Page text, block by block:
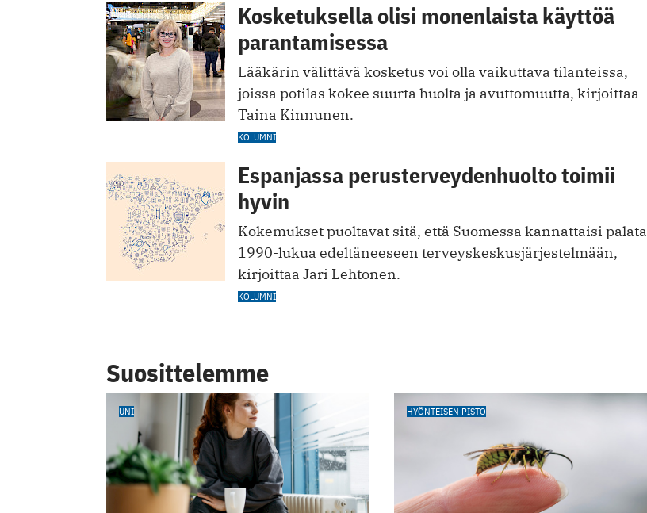
Kosketuksella olisi monenlaista käyttöä
parantamisessa
Lääkärin välittävä kosketus voi olla vaikuttava tilanteissa,
joissa potilas kokee suurta huolta ja avuttomuutta, kirjoittaa
Taina Kinnunen.
KOLUMNI
Espanjassa perusterveydenhuolto toimii
hyvin
Kokemukset puoltavat sitä, että Suomessa kannattaisi palata
1990-lukua edeltäneeseen terveyskeskusjärjestelmään,
kirjoittaa Jari Lehtonen.
KOLUMNI
Suosittelemme
UNI HYÖNTEISEN PISTO